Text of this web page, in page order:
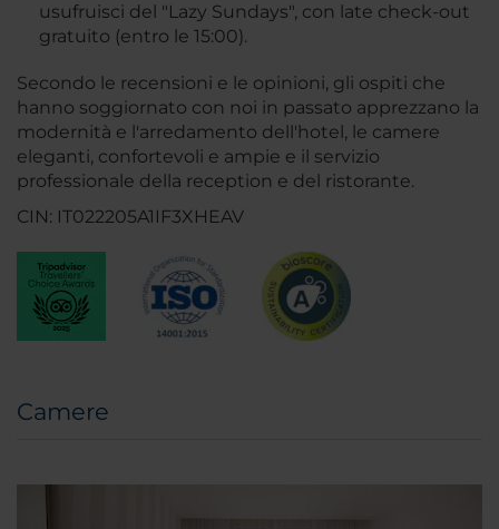
usufruisci del "Lazy Sundays", con late check-out
gratuito (entro le 15:00).
Secondo le recensioni e le opinioni, gli ospiti che
hanno soggiornato con noi in passato apprezzano la
modernità e l'arredamento dell'hotel, le camere
eleganti, confortevoli e ampie e il servizio
professionale della reception e del ristorante.
CIN: IT022205A1IF3XHEAV
Camere